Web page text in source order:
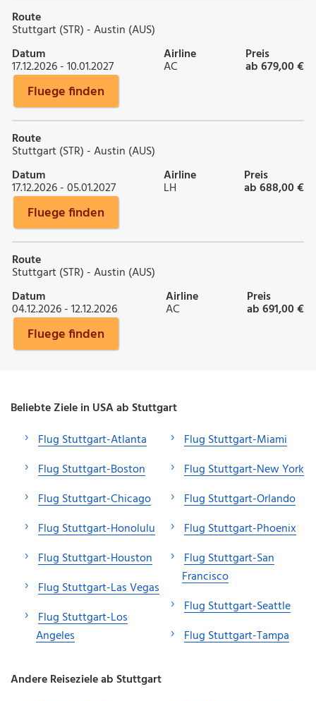
Route
Stuttgart (STR) - Austin (AUS)
Datum
17.12.2026 - 10.01.2027
Airline
AC
Preis
ab 679,00 €
Fluege finden
Route
Stuttgart (STR) - Austin (AUS)
Datum
17.12.2026 - 05.01.2027
Airline
LH
Preis
ab 688,00 €
Fluege finden
Route
Stuttgart (STR) - Austin (AUS)
Datum
04.12.2026 - 12.12.2026
Airline
AC
Preis
ab 691,00 €
Fluege finden
Beliebte Ziele in USA ab Stuttgart
Flug Stuttgart-Atlanta
Flug Stuttgart-Boston
Flug Stuttgart-Chicago
Flug Stuttgart-Honolulu
Flug Stuttgart-Houston
Flug Stuttgart-Las Vegas
Flug Stuttgart-Los
Angeles
Flug Stuttgart-Miami
Flug Stuttgart-New York
Flug Stuttgart-Orlando
Flug Stuttgart-Phoenix
Flug Stuttgart-San
Francisco
Flug Stuttgart-Seattle
Flug Stuttgart-Tampa
Andere Reiseziele ab Stuttgart